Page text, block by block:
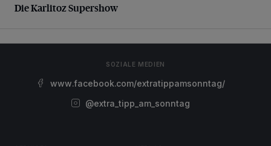
Die Karlitoz Supershow
SOZIALE MEDIEN
www.facebook.com/extratippamsonntag/
@extra_tipp_am_sonntag